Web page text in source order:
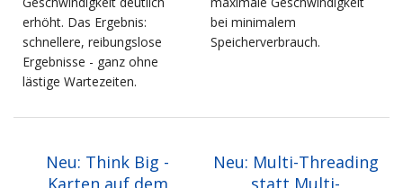
erhöht. Das Ergebnis:
schnellere, reibungslose
Ergebnisse - ganz ohne
lästige Wartezeiten.
bei minimalem
Speicherverbrauch.
Neu: Think Big -
Karten auf dem
Neu: Multi-Threading
statt Multi-